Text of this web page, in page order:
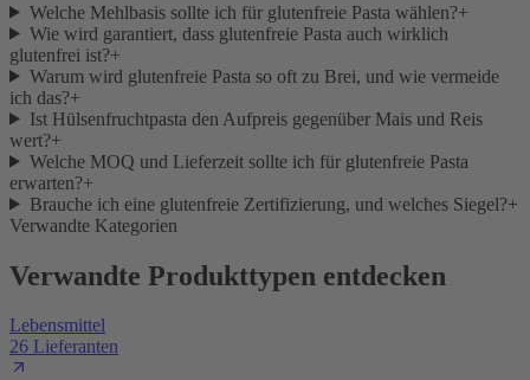
Welche Mehlbasis sollte ich für glutenfreie Pasta wählen?+
Wie wird garantiert, dass glutenfreie Pasta auch wirklich
glutenfrei ist?+
Warum wird glutenfreie Pasta so oft zu Brei, und wie vermeide
ich das?+
Ist Hülsenfruchtpasta den Aufpreis gegenüber Mais und Reis
wert?+
Welche MOQ und Lieferzeit sollte ich für glutenfreie Pasta
erwarten?+
Brauche ich eine glutenfreie Zertifizierung, und welches Siegel?+
Verwandte Kategorien
Verwandte Produkttypen entdecken
Lebensmittel
26 Lieferanten